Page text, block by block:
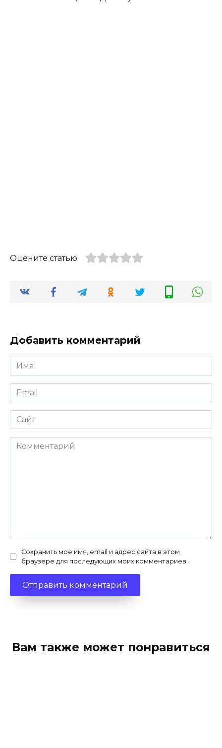
Оцените статью
Добавить комментарий
Имя
*
Email
*
Сайт
Комментарий
Сохранить моё имя, email и адрес сайта в этом
браузере для последующих моих комментариев.
Вам также может понравиться